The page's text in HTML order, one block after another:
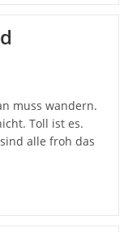
muss wandern.
Toll ist es.
alle froh das